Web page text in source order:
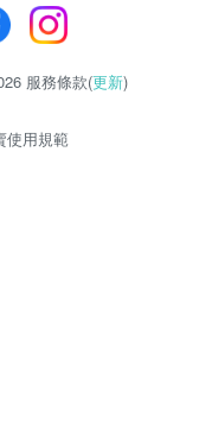
服務條款(更新)
使用規範